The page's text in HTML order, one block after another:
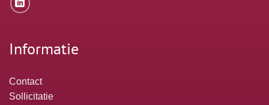
Informatie
Contact
Sollicitatie